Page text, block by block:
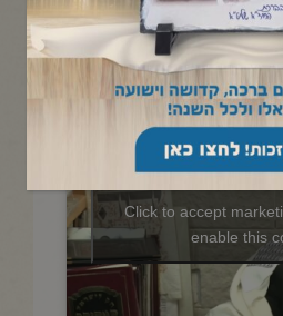
תשפ"ה
Click to accept
enable this